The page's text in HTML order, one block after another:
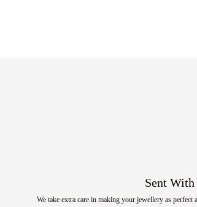
Sent
We take extra care in making your jewellery as perfect